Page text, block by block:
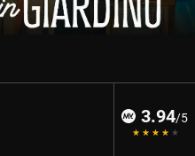
3.94/5